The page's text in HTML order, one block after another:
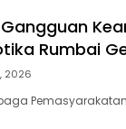
Rumbai
2026